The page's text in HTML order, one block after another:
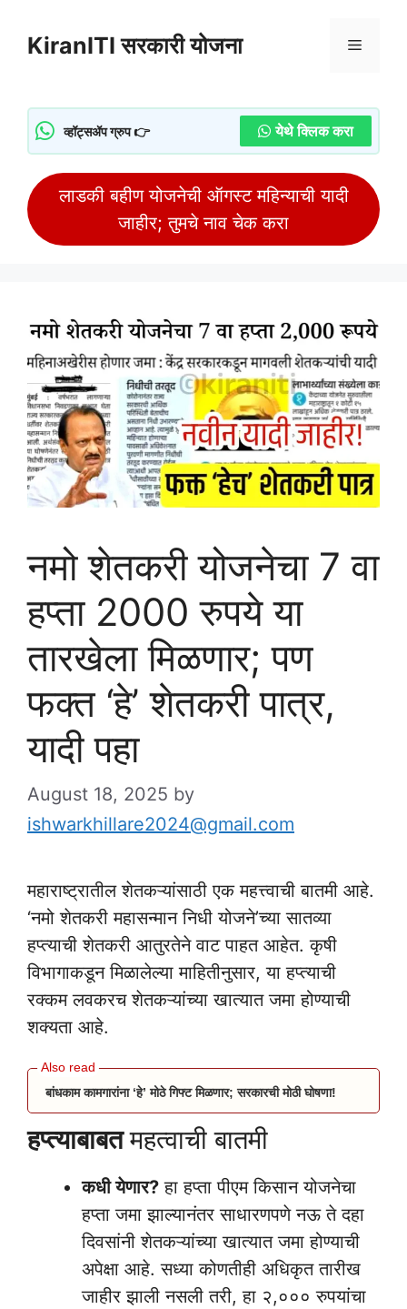
KiranITI सरकारी योजना Menu
व्हॉट्सॲप ग्रुप 👉 येथे क्लिक करा
लाडकी बहीण योजनेची ऑगस्ट महिन्याची यादी
जाहीर; तुमचे नाव चेक करा
नमो शेतकरी योजनेचा 7 वा
हप्ता 2000 रुपये या
तारखेला मिळणार; पण
फक्त ‘हे’ शेतकरी पात्र,
यादी पहा
August 18, 2025 by
ishwarkhillare2024@gmail.com
महाराष्ट्रातील शेतकऱ्यांसाठी एक महत्त्वाची बातमी आहे.
‘नमो शेतकरी महासन्मान निधी योजने’च्या सातव्या
हप्त्याची शेतकरी आतुरतेने वाट पाहत आहेत. कृषी
विभागाकडून मिळालेल्या माहितीनुसार, या हप्त्याची
रक्कम लवकरच शेतकऱ्यांच्या खात्यात जमा होण्याची
शक्यता आहे.
बांधकाम कामगारांना ‘हे’ मोठे गिफ्ट मिळणार; सरकारची मोठी घोषणा!
हप्त्याबाबतमहत्वाची बातमी
कधी येणार? हा हप्ता पीएम किसान योजनेचा
हप्ता जमा झाल्यानंतर साधारणपणे नऊ ते दहा
दिवसांनी शेतकऱ्यांच्या खात्यात जमा होण्याची
अपेक्षा आहे. सध्या कोणतीही अधिकृत तारीख
जाहीर झाली नसली तरी, हा २,००० रुपयांचा